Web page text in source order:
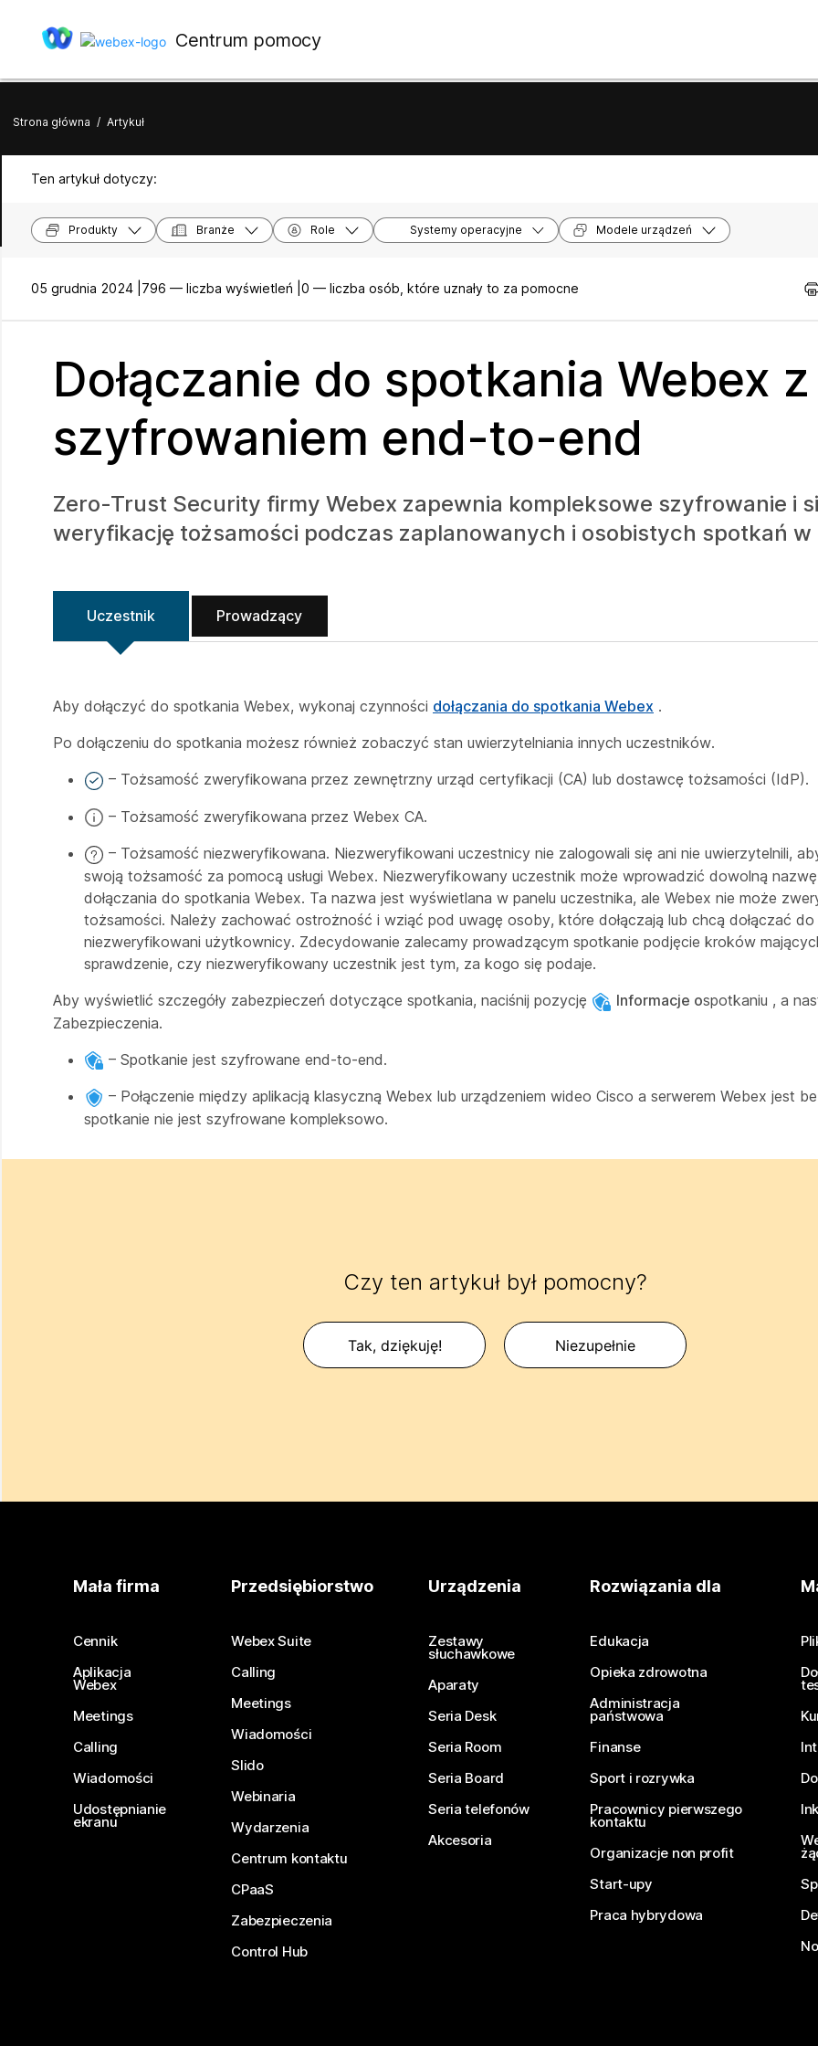
Centrum pomocy
Strona główna / Artykuł
Ten artykuł dotyczy:
Produkty Branże Role Systemy operacyjne Modele urządzeń
05 grudnia 2024 | 796 — liczba wyświetleń | 0 — liczba osób, które uznały to za pomocne
Dołączanie do spotkania Webex z
szyfrowaniem end-to-end
Zero-Trust Security firmy Webex zapewnia kompleksowe szyfrowanie i
weryfikację tożsamości podczas zaplanowanych i osobistych spotkań w
Uczestnik Prowadzący
Aby dołączyć do spotkania Webex, wykonaj czynności dołączania do spotkania Webex .
Po dołączeniu do spotkania możesz również zobaczyć stan uwierzytelniania innych uczestników.
– Tożsamość zweryfikowana przez zewnętrzny urząd certyfikacji (CA) lub dostawcę tożsamości (IdP).
– Tożsamość zweryfikowana przez Webex CA.
– Tożsamość niezweryfikowana. Niezweryfikowani uczestnicy nie zalogowali się ani nie uwierzytelnili,
swoją tożsamość za pomocą usługi Webex. Niezweryfikowany uczestnik może wprowadzić dowolną
dołączania do spotkania Webex. Ta nazwa jest wyświetlana w panelu uczestnika, ale Webex nie może
tożsamości. Należy zachować ostrożność i wziąć pod uwagę osoby, które dołączają lub chcą dołączać
niezweryfikowani użytkownicy. Zdecydowanie zalecamy prowadzącym spotkanie podjęcie kroków
sprawdzenie, czy niezweryfikowany uczestnik jest tym, za kogo się podaje.
Aby wyświetlić szczegóły zabezpieczeń dotyczące spotkania, naciśnij pozycję
Informacje ospotkaniu , a
Zabezpieczenia.
– Spotkanie jest szyfrowane end-to-end.
– Połączenie między aplikacją klasyczną Webex lub urządzeniem wideo Cisco a serwerem Webex jest
spotkanie nie jest szyfrowane kompleksowo.
Czy ten artykuł był pomocny?
Tak, dziękuję! Niezupełnie
Mała firma
Cennik
Aplikacja
Webex
Meetings
Calling
Wiadomości
Udostępnianie
ekranu
Przedsiębiorstwo
Webex Suite
Calling
Meetings
Wiadomości
Slido
Webinaria
Wydarzenia
Centrum kontaktu
CPaaS
Zabezpieczenia
Control Hub
Urządzenia
Zestawy
słuchawkowe
Aparaty
Seria Desk
Seria Room
Seria Board
Seria telefonów
Akcesoria
Rozwiązania dla
Edukacja
Opieka zdrowotna
Administracja
państwowa
Finanse
Sport i rozrywka
Pracownicy pierwszego
kontaktu
Organizacje non profit
Start-upy
Praca hybrydowa